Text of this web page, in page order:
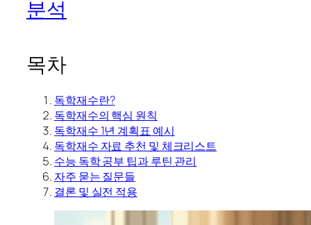
분석
목차
독학재수란?
독학재수의 핵심 원칙
독학재수 1년 계획표 예시
독학재수 자료 추천 및 체크리스트
수능 독학 공부 팁과 루틴 관리
자주 묻는 질문들
결론 및 실전 적용